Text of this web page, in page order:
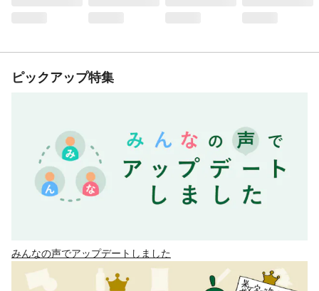
ピックアップ特集
みんなの声でアップデートしました